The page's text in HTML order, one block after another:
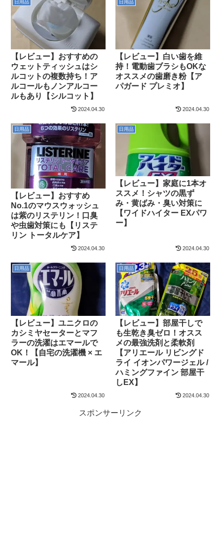
日用品
【レビュー】おすすめの
ウェットティッシュはシ
ルコットの複数持ち！ア
ルコールもノンアルコー
ルもあり【シルコット】
2024.04.30
日用品
【レビュー】白い歯を維
持！電動歯ブラシもOKな
オススメの歯磨き粉【ア
パガード プレミオ】
2024.04.30
日用品
【レビュー】おすすめ
No.1のマウスウォッシュ
は紫のリステリン！口臭
や虫歯対策にも【リステ
リン トータルケア】
2024.04.30
日用品
【レビュー】家庭に1本オ
ススメ！シャツの黒ず
み・黄ばみ・臭い対策に
【ワイドハイター EXパワ
ー】
2024.04.30
日用品
【レビュー】ユニクロの
カシミヤセーターとマフ
ラーの洗濯はエマールで
OK！【自宅の洗濯機 × エ
マール】
2024.04.30
日用品
【レビュー】部屋干しで
も生乾き臭ゼロ！オスス
メの最強洗剤と柔軟剤
【アリエール リビングド
ライ イオンパワージェル /
ハミングファイン 部屋干
しEX】
2024.04.30
スポンサーリンク